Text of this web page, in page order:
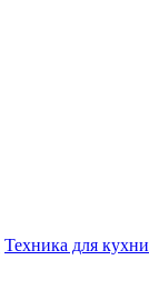
Техника для кухни